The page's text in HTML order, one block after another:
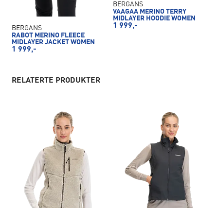
BERGANS
RABOT MERINO FLEECE
MIDLAYER JACKET WOMEN
1 999,-
BERGANS
VAAGAA MERINO TERRY
MIDLAYER HOODIE WOMEN
1 999,-
RELATERTE PRODUKTER